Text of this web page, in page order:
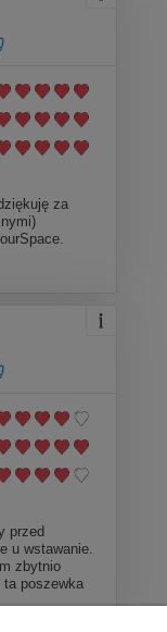
za
przed
u wstawanie.
zbytnio
poszewka